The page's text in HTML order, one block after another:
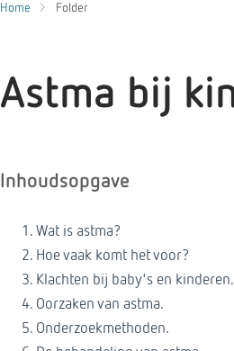
Home Folder
Astma bij
Inhoudsopgave
Wat is astma?
Hoe vaak komt het voor?
Klachten bij baby's en kinderen.
Oorzaken van astma.
Onderzoekmethoden.